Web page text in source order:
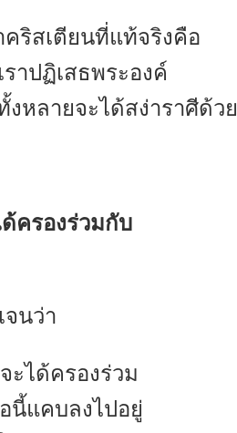
คริสเตียนที่แท้จริงคือ
าปฏิเสธพระองค์
งหลายจะได้สง่าราศีด้วย
ครองร่วมกับ
จนว่า
ได้ครองร่วม
นี้แคบลงไปอยู่